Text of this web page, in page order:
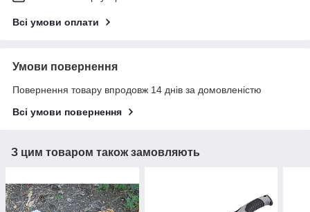
Всі умови оплати
Умови повернення
Повернення товару впродовж 14 днів за домовленістю
Всі умови повернення
З цим товаром також замовляють